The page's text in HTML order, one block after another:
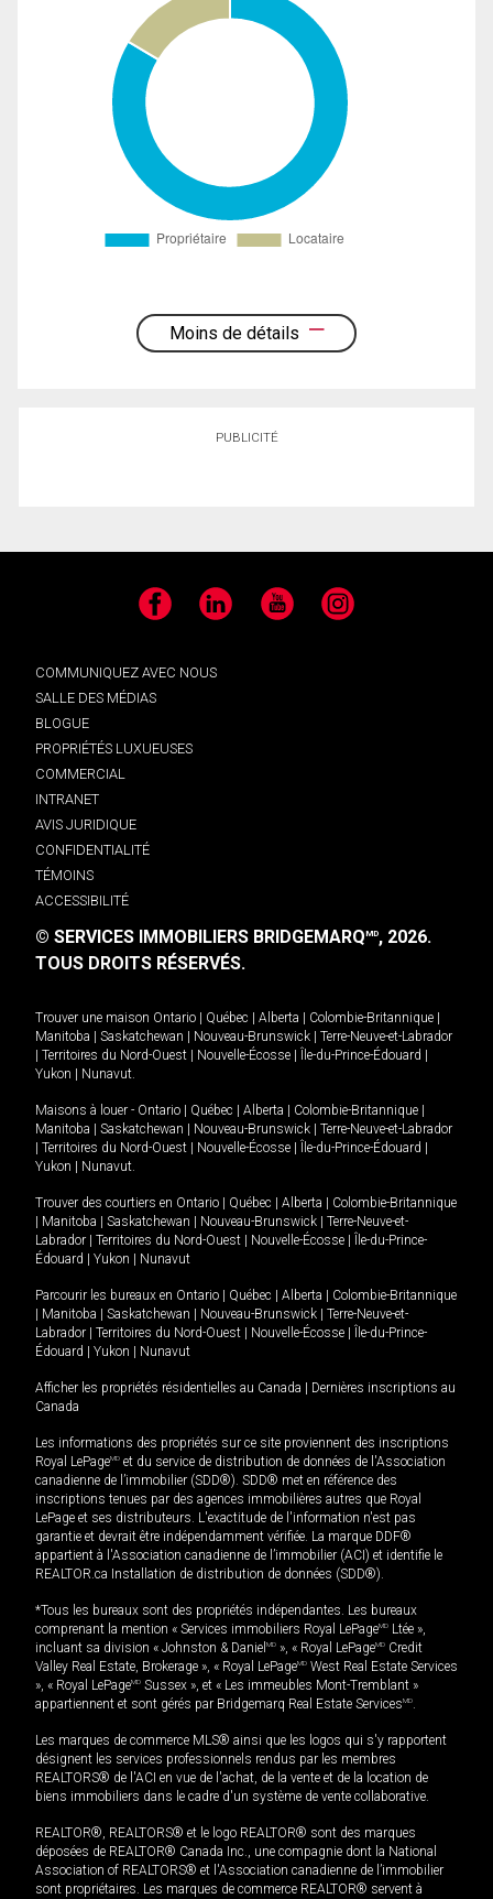
Moins de détails
PUBLICITÉ
Facebook LinkedIn YouTube Instagram
COMMUNIQUEZ AVEC NOUS
SALLE DES MÉDIAS
BLOGUE
PROPRIÉTÉS LUXUEUSES
COMMERCIAL
INTRANET
AVIS JURIDIQUE
CONFIDENTIALITÉ
TÉMOINS
ACCESSIBILITÉ
© SERVICES IMMOBILIERS BRIDGEMARQMD, 2026.
TOUS DROITS RÉSERVÉS.
Trouver une maison Ontario Québec Alberta Colombie-Britannique
Manitoba
Saskatchewan Nouveau-Brunswick
Terre-Neuve-et-Labrador
Territoires du Nord-Ouest Nouvelle-Écosse Île-du-Prince-Édouard
Yukon
Nunavut.
Maisons à louer - Ontario Québec Alberta Colombie-Britannique
Manitoba
Saskatchewan Nouveau-Brunswick
Terre-Neuve-et-Labrador
Territoires du Nord-Ouest Nouvelle-Écosse Île-du-Prince-Édouard
Yukon
Nunavut.
Trouver des courtiers en Ontario Québec Alberta
Colombie-Britannique
Manitoba Saskatchewan Nouveau-Brunswick
Terre-Neuve-et-
Labrador
Territoires du Nord-Ouest Nouvelle-Écosse
Île-du-Prince-
Édouard
Yukon Nunavut
Parcourir les bureaux en Ontario Québec Alberta
Colombie-Britannique
Manitoba Saskatchewan Nouveau-Brunswick
Terre-Neuve-et-
Labrador
Territoires du Nord-Ouest Nouvelle-Écosse
Île-du-Prince-
Édouard
Yukon Nunavut
Afficher les propriétés résidentielles au Canada
Dernières inscriptions au
Canada
Les informations des propriétés sur ce site proviennent des inscriptions
Royal LePageMD et du service de distribution de données de l'Association
canadienne de l’immobilier (SDD®). SDD® met en référence des
inscriptions tenues par des agences immobilières autres que Royal
LePage et ses distributeurs. L'exactitude de l'information n'est pas
garantie et devrait être indépendamment vérifiée. La marque DDF®
appartient à l'Association canadienne de l’immobilier (ACI) et identifie le
REALTOR.ca Installation de distribution de données (SDD®).
*Tous les bureaux sont des propriétés indépendantes. Les bureaux
comprenant la mention « Services immobiliers Royal LePageMD Ltée »,
incluant sa division « Johnston & Daniel MD », « Royal LePageMD Credit
Valley Real Estate, Brokerage », « Royal LePageMD West Real Estate Services
», « Royal LePageMD Sussex », et « Les immeubles Mont-Tremblant »
appartiennent et sont gérés par Bridgemarq Real Estate ServicesMD.
Les marques de commerce MLS® ainsi que les logos qui s'y rapportent
désignent les services professionnels rendus par les membres
REALTORS® de l'ACI en vue de l'achat, de la vente et de la location de
biens immobiliers dans le cadre d'un système de vente collaborative.
REALTOR®, REALTORS® et le logo REALTOR® sont des marques
déposées de REALTOR® Canada Inc., une compagnie dont la National
Association of REALTORS® et l'Association canadienne de l’immobilier
sont propriétaires. Les marques de commerce REALTOR® servent à